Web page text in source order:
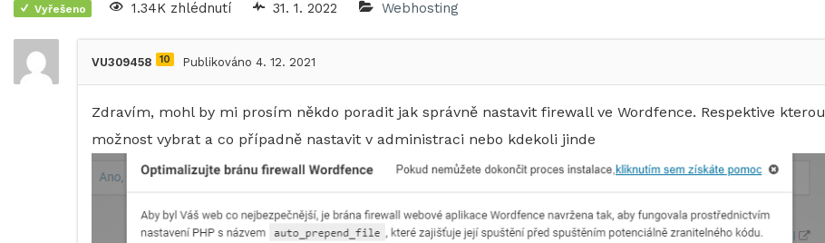
Vyřešeno 1.34K zhlédnutí 31. 1. 2022 Webhosting
VU309458 10 Publikováno 4. 12. 2021
Zdravím, mohl by mi prosím někdo poradit jak správně nastavit firewall ve Wordfence. Respektive kterou
možnost vybrat a co případně nastavit v administraci nebo kdekoli jinde